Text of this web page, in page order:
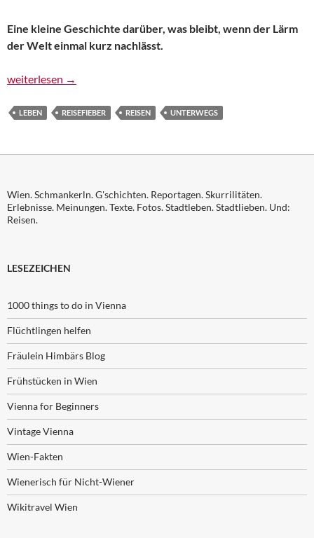
Eine kleine Geschichte darüber, was bleibt, wenn der Lärm
der Welt einmal kurz nachlässt.
Der Möwenmann
weiterlesen →
LEBEN REISEFIEBER REISEN UNTERWEGS
Wien. Schmankerln. G'schichten. Reportagen. Skurrilitäten.
Erlebnisse. Meinungen. Texte. Fotos. Stadtleben. Stadtlieben. Und:
Reisen.
LESEZEICHEN
1000 things to do in Vienna
Flüchtlingen helfen
Fräulein Himbärs Blog
Frühstücken in Wien
Vienna for Beginners
Vintage Vienna
Wien-Fakten
Wienerisch für Nicht-Wiener
Wikitravel Wien